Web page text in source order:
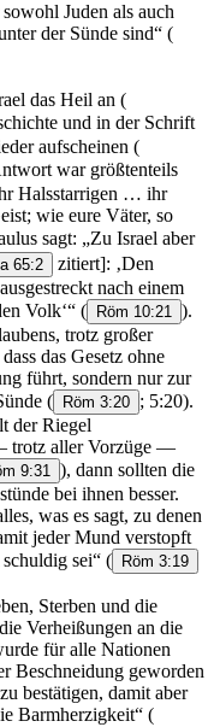
Juden als auch
der Sünde sind“ (
das Heil an (
und in der Schrift
aufscheinen (
war größtenteils
Halsstarrigen … ihr
wie eure Väter, so
sagt: „Zu Israel aber
65:2
zitiert]: ‚Den
nach einem
Volk‘“ ( Röm 10:21 ).
trotz großer
das Gesetz ohne
führt, sondern nur zur
( Röm 3:20 ; 5:20).
der Riegel
trotz aller Vorzüge —
9:31 ), dann sollten die
bei ihnen besser.
was es sagt, zu denen
jeder Mund verstopft
sei“ ( Röm 3:19
Sterben und die
Verheißungen an die
für alle Nationen
Beschneidung geworden
bestätigen, damit aber
Barmherzigkeit“ (